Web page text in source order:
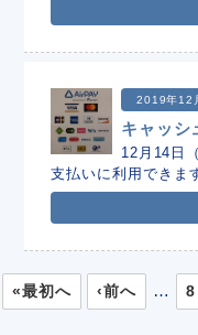
2019年12
キャッシ
12月14日
支払いに利用でき
«最初へ ‹前へ … 8